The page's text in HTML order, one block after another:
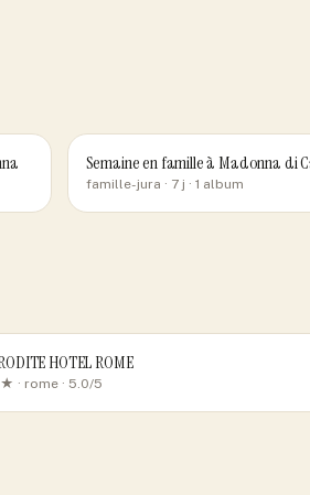
Semaine en famille à Madonna di
famille-jura · 7 j · 1 album
HOTEL ROME
· rome· 5.0/5